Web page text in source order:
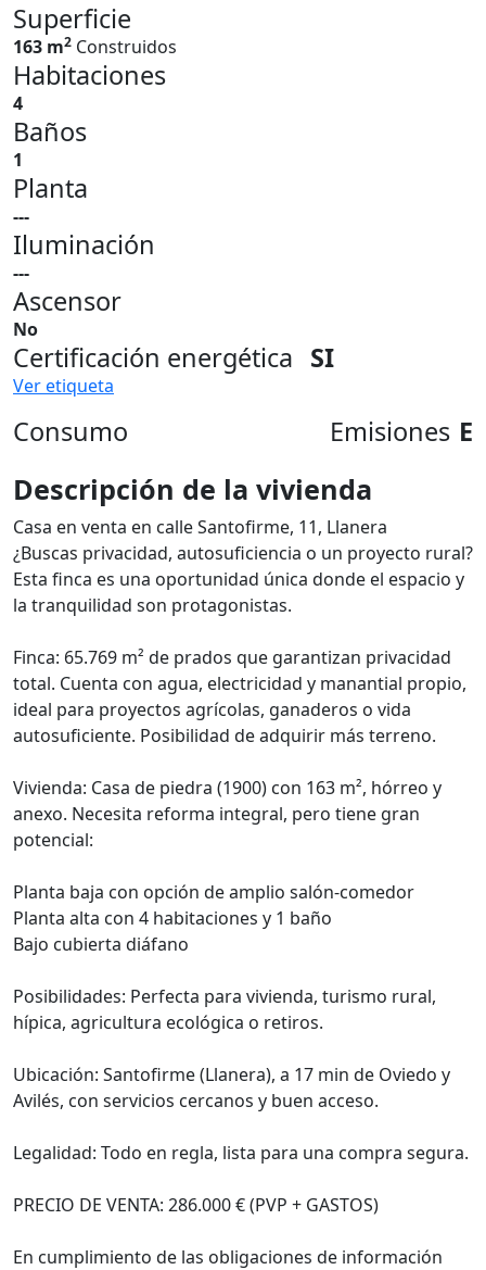
Superficie
163 m2 Construidos
Habitaciones
4
Baños
1
Planta
---
Iluminación
---
Ascensor
No
Certificación energética SI
Ver etiqueta
Consumo Emisiones E
Descripción de la vivienda
Casa en venta en calle Santofirme, 11, Llanera
¿Buscas privacidad, autosuficiencia o un proyecto rural?
Esta finca es una oportunidad única donde el espacio y
la tranquilidad son protagonistas.
Finca: 65.769 m² de prados que garantizan privacidad
total. Cuenta con agua, electricidad y manantial propio,
ideal para proyectos agrícolas, ganaderos o vida
autosuficiente. Posibilidad de adquirir más terreno.
Vivienda: Casa de piedra (1900) con 163 m², hórreo y
anexo. Necesita reforma integral, pero tiene gran
potencial:
Planta baja con opción de amplio salón-comedor
Planta alta con 4 habitaciones y 1 baño
Bajo cubierta diáfano
Posibilidades: Perfecta para vivienda, turismo rural,
hípica, agricultura ecológica o retiros.
Ubicación: Santofirme (Llanera), a 17 min de Oviedo y
Avilés, con servicios cercanos y buen acceso.
Legalidad: Todo en regla, lista para una compra segura.
PRECIO DE VENTA: 286.000 € (PVP + GASTOS)
En cumplimiento de las obligaciones de información